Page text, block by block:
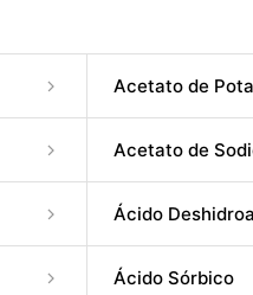
Acetato de
Acetato de
Ácido
Ácido Sórbico